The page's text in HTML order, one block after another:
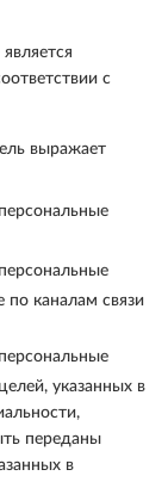
с
выражает
каналам связи
указанных в
переданы
в